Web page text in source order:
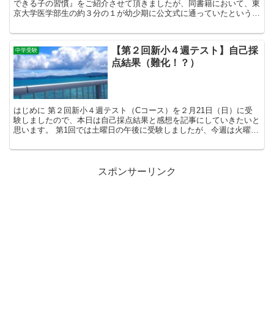
できる子の習慣』をご紹介させて頂きましたが、同書籍において、東
京大学医学部生の約３分の１が幼少期に公文式に通っていたという驚
中学受験
【第２回新小４週テスト】自己採
点結果（難化！？）
はじめに 第２回新小４週テスト（Cコース）を２月21日（日）に受
験しましたので、本日は自己採点結果と感想を記事にしていきたいと
思います。 第1回では土曜日の午後に受験しましたが、今週は火曜日
スポンサーリンク